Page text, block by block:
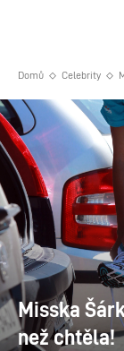
Domů Celebrity
Misska
než chtěla!